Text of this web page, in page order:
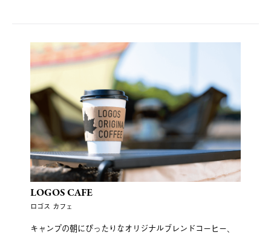
LOGOS CAFE
ロゴス カフェ
キャンプの朝にぴったりなオリジナルブレンドコーヒー、